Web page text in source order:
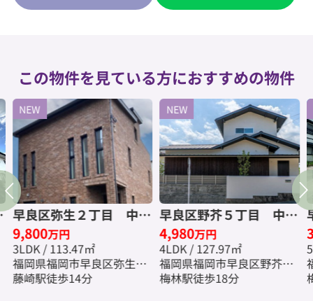
この物件を見ている方におすすめの物件
NEW
早良区弥生２丁目 中古
一戸建☆仲介手数料無料
☆
9,800万円
3LDK / 113.47㎡
福岡県福岡市早良区弥生２
丁目
藤崎駅徒歩14分
NEW
早良区野芥５丁目 中古
一戸建☆仲介手数料無料
☆
4,980万円
4LDK / 127.97㎡
福岡県福岡市早良区野芥５
丁目
梅林駅徒歩18分